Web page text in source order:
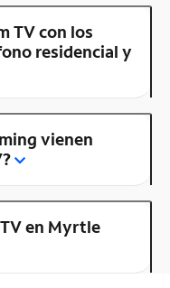
TV con los
residencial y
vienen
en Myrtle